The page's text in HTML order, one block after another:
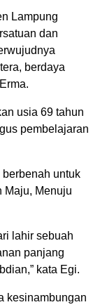
Lampung
dan
berdaya
usia 69 tahun
pembelajaran
berbenah untuk
Maju, Menuju
lahir sebuah
panjang
kata Egi.
kesinambungan